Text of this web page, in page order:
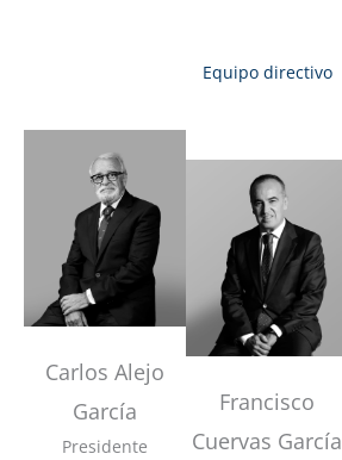
Equipo directivo
Carlos Alejo
García
Presidente
Francisco
Cuervas García